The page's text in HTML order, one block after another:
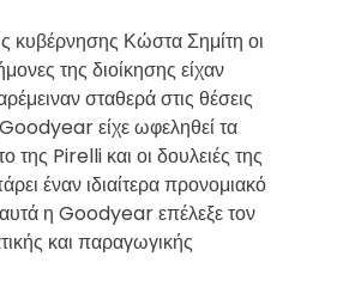
κυβέρνησης Κώστα Σημίτη οι
της διοίκησης είχαν
σταθερά στις θέσεις
είχε ωφεληθεί τα
της Pirelli και οι δουλειές της
έναν ιδιαίτερα προνομιακό
η Goodyear επέλεξε τον
και παραγωγικής